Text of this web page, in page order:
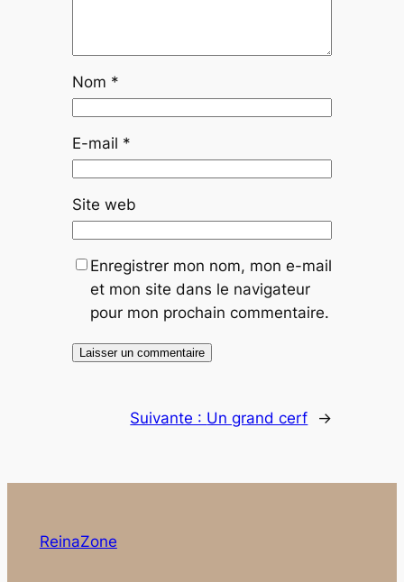
Nom *
E-mail *
Site web
Enregistrer mon nom, mon e-mail
et mon site dans le navigateur
pour mon prochain commentaire.
Suivante : Un grand cerf →
ReinaZone